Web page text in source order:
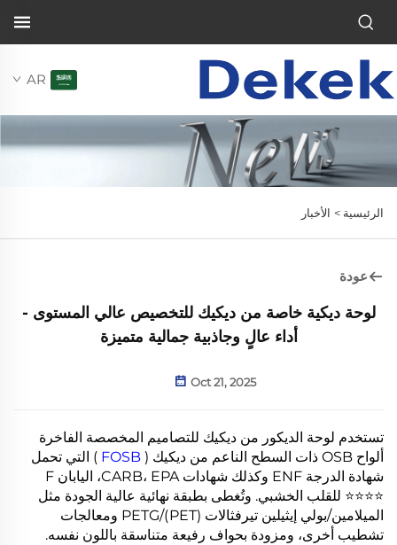
AR
الرئيسية > الأخبار
عودة
لوحة ديكية خاصة من ديكيك للتخصيص عالي المستوى -
أداء عالٍ وجاذبية جمالية متميزة
Oct 21, 2025
تستخدم لوحة الديكور من ديكيك للتصاميم المخصصة الفاخرة
ألواح OSB ذات السطح الناعم من ديكيك (
FOSB ) التي تحمل
شهادة الدرجة ENF وكذلك شهادات CARB، EPA، اليابان F
⭐⭐⭐⭐ للقلب الخشبي. وتُغطى بطبقة نهائية عالية الجودة مثل
الميلامين/بولي إيثيلين تيرفثالات (PET)/PETG ومعالجات
تشطيب أخرى، ومزودة بحواف رفيعة متناسقة باللون نفسه.